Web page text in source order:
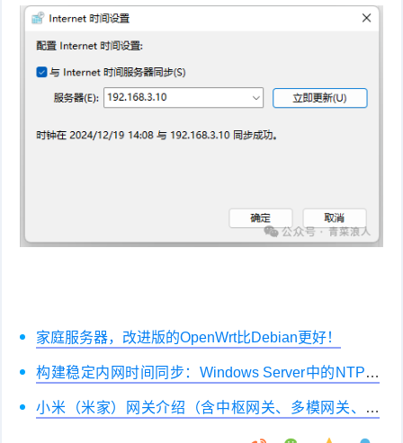
家庭服务器，改进版的OpenWrt比Debian更好！
构建稳定内网时间同步：Windows Server中的NTP服
小米（米家）网关介绍（含中枢网关、多模网关、蓝